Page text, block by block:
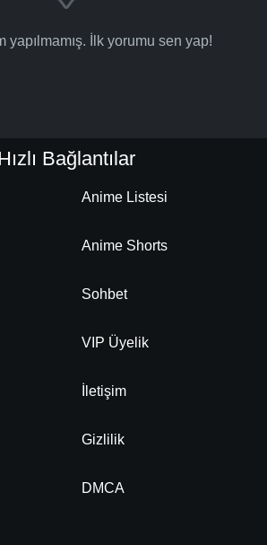
yapılmamış. İlk yorumu sen yap!
Bağlantılar
Anime Listesi
Anime Shorts
Sohbet
VIP Üyelik
İletişim
Gizlilik
DMCA